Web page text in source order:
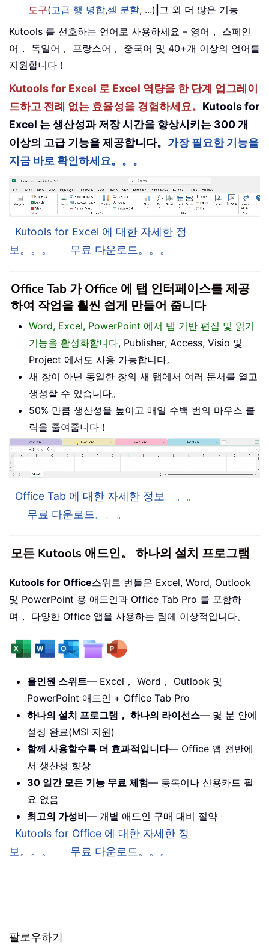
도구(고급 행 병합,셀 분할, ...) 그 외 더 많은 기능
Kutools 를 선호하는 언어로 사용하세요 – 영어， 스페인
어， 독일어， 프랑스어， 중국어 및 40+개 이상의 언어를
지원합니다！
Kutools for Excel 로 Excel 역량을 한 단계 업그레이
드하고 전례 없는 효율성을 경험하세요。 Kutools for
Excel 는 생산성과 저장 시간을 향상시키는 300 개
이상의 고급 기능을 제공합니다。 가장 필요한 기능을
지금 바로 확인하세요。。。
Kutools for Excel 에 대한 자세한 정
보。。。
무료 다운로드。。。
Office Tab 가 Office 에 탭 인터페이스를 제공
하여 작업을 훨씬 쉽게 만들어 줍니다
Word, Excel, PowerPoint 에서 탭 기반 편집 및 읽기
기능을 활성화합니다, Publisher, Access, Visio 및
Project 에서도 사용 가능합니다。
새 창이 아닌 동일한 창의 새 탭에서 여러 문서를 열고
생성할 수 있습니다。
50% 만큼 생산성을 높이고 매일 수백 번의 마우스 클
릭을 줄여줍니다！
Office Tab 에 대한 자세한 정보。。。
무료 다운로드。。。
모든 Kutools 애드인。 하나의 설치 프로그램
Kutools for Office스위트 번들은 Excel, Word, Outlook
및 PowerPoint 용 애드인과 Office Tab Pro 를 포함하
며， 다양한 Office 앱을 사용하는 팀에 이상적입니다。
올인원 스위트— Excel， Word， Outlook 및
PowerPoint 애드인 + Office Tab Pro
하나의 설치 프로그램， 하나의 라이선스— 몇 분 안에
설정 완료(MSI 지원)
함께 사용할수록 더 효과적입니다— Office 앱 전반에
서 생산성 향상
30 일간 모든 기능 무료 체험— 등록이나 신용카드 필
요 없음
최고의 가성비— 개별 애드인 구매 대비 절약
Kutools for Office 에 대한 자세한 정
보。。。
무료 다운로드。。。
팔로우하기